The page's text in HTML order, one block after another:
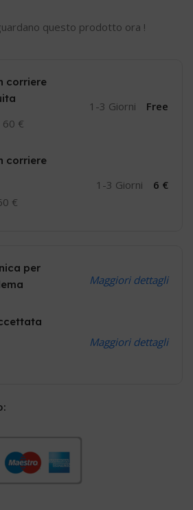
questo prodotto ora !
corriere
60 €
1-3 Giorni Free
corriere
€
1-3 Giorni 6 €
per
Maggiori dettagli
Maggiori dettagli